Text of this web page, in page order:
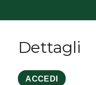
Dettagli
ACCEDI